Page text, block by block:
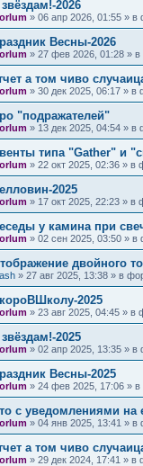
звёздам!-2026
» 06 апр 2026, 01:55 » в
Весны-2026
» 27 фев 2026, 01:28 »
а том чиво
» 30 дек 2025, 06:17 » в
"подражателей"
» 13 дек 2025, 04:54 » в
типа "Gather" и
» 22 окт 2025, 02:36 » в
2025
» 17 окт 2025, 22:23 » в
у камина при
» 02 сен 2025, 03:50 » в
двойного
» 27 авг 2025, 13:38 » в
2025
» 23 авг 2025, 04:45 » в
звёздам!-2025
» 02 апр 2025, 13:35 » в
Весны-2025
» 24 фев 2025, 17:06 »
с уведомлениями на
» 04 янв 2025, 13:41 » в
а том чиво
» 29 дек 2024, 17:41 » в